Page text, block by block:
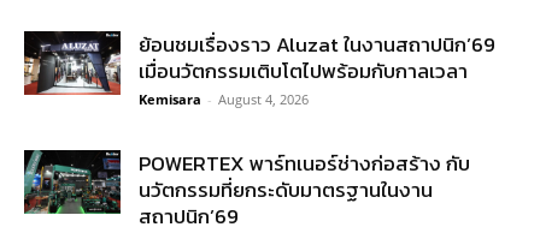
ย้อนชมเรื่องราว Aluzat ในงานสถาปนิก’69
เมื่อนวัตกรรมเติบโตไปพร้อมกับกาลเวลา
Kemisara - August 4, 2026
POWERTEX พาร์ทเนอร์ช่างก่อสร้าง กับ
นวัตกรรมที่ยกระดับมาตรฐานในงาน
สถาปนิก’69